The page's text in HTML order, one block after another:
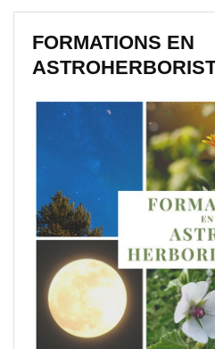
FORMATIONS EN